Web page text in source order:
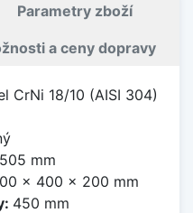
Parametry zboží
a ceny dopravy
CrNi 18/10 (AISI 304)
mm
x 400 x 200 mm
450 mm